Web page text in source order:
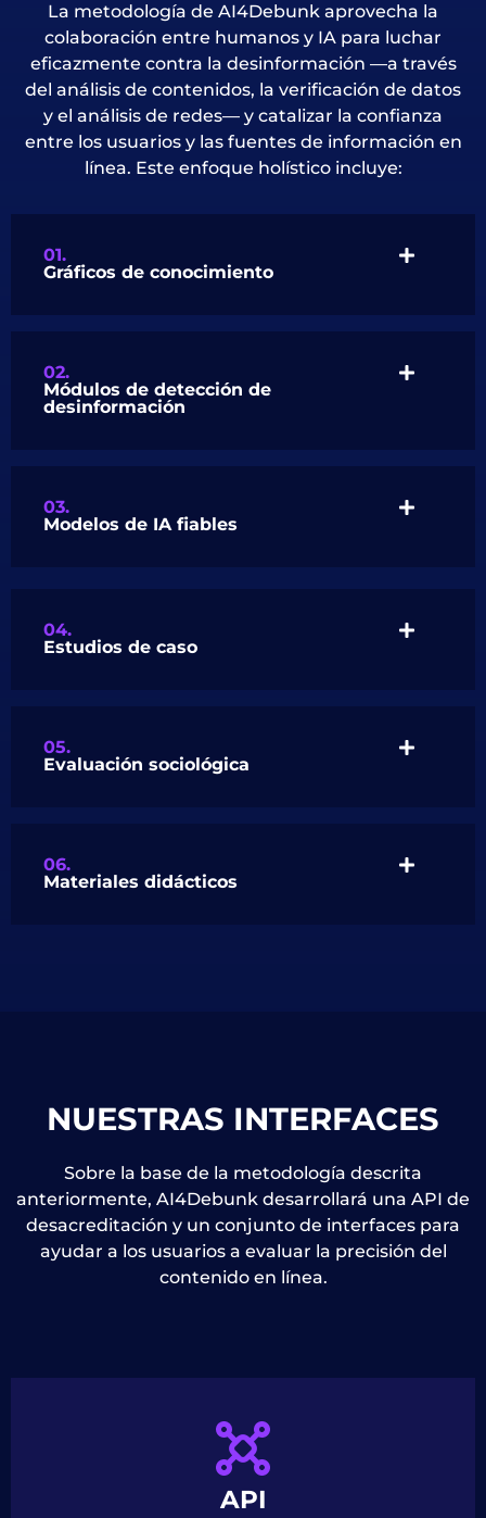
La metodología de AI4Debunk aprovecha la
colaboración entre humanos y IA para luchar
eficazmente contra la desinformación —a través
del análisis de contenidos, la verificación de datos
y el análisis de redes— y catalizar la confianza
entre los usuarios y las fuentes de información en
línea. Este enfoque holístico incluye:
01.
Gráficos de conocimiento
02.
Módulos de detección de
desinformación
03.
Modelos de IA fiables
04.
Estudios de caso
05.
Evaluación sociológica
06.
Materiales didácticos
NUESTRAS INTERFACES
Sobre la base de la metodología descrita
anteriormente, AI4Debunk desarrollará una API de
desacreditación y un conjunto de interfaces para
ayudar a los usuarios a evaluar la precisión del
contenido en línea.
API